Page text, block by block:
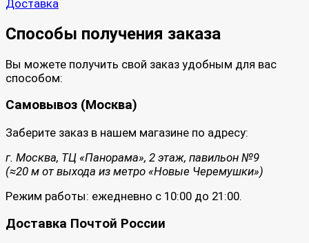
Доставка
Способы получения заказа
Вы можете получить свой заказ удобным для вас
способом:
Самовывоз (Москва)
Заберите заказ в нашем магазине по адресу:
г. Москва, ТЦ «Панорама», 2 этаж, павильон №9
(≈20 м от выхода из метро «Новые Черемушки»)
Режим работы: ежедневно с 10:00 до 21:00.
Доставка Почтой России